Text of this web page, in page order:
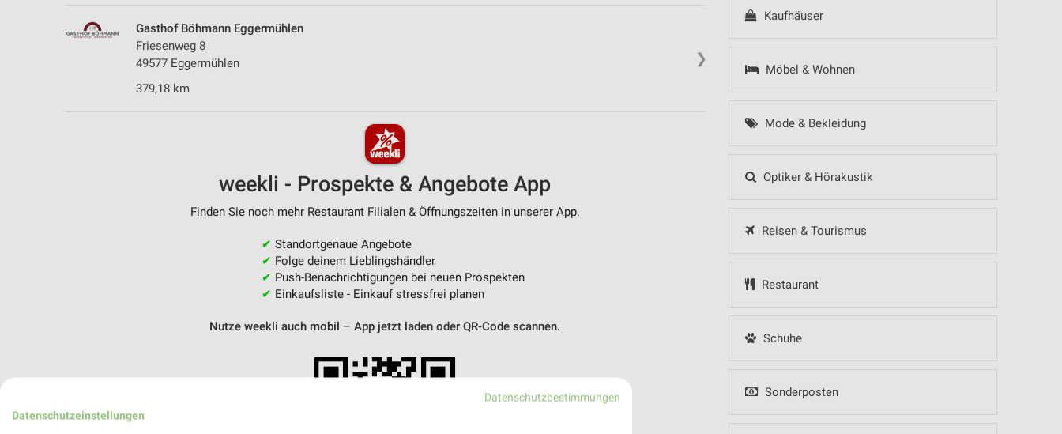
Kaufhäuser
Möbel & Wohnen
Mode & Bekleidung
Optiker & Hörakustik
Reisen & Tourismus
Restaurant
Schuhe
Sonderposten
❯
Gasthof Böhmann Eggermühlen
Friesenweg 8
49577 Eggermühlen
379,18 km
weekli - Prospekte & Angebote App
Finden Sie noch mehr Restaurant Filialen & Öffnungszeiten in unserer App.
✔ Standortgenaue Angebote
✔ Folge deinem Lieblingshändler
✔ Push-Benachrichtigungen bei neuen Prospekten
✔ Einkaufsliste - Einkauf stressfrei planen
Nutze weekli auch mobil – App jetzt laden oder QR-Code scannen.
Datenschutzbestimmungen
Datenschutzeinstellungen